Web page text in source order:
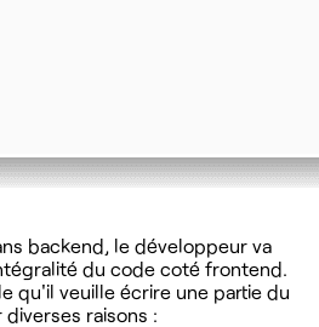
backend, le développeur va
du code coté frontend.
qu'il veuille écrire une partie du
raisons :